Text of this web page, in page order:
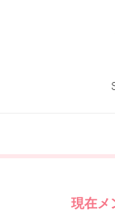
現在メ